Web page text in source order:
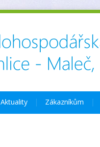
Aktuality Zákazníkům